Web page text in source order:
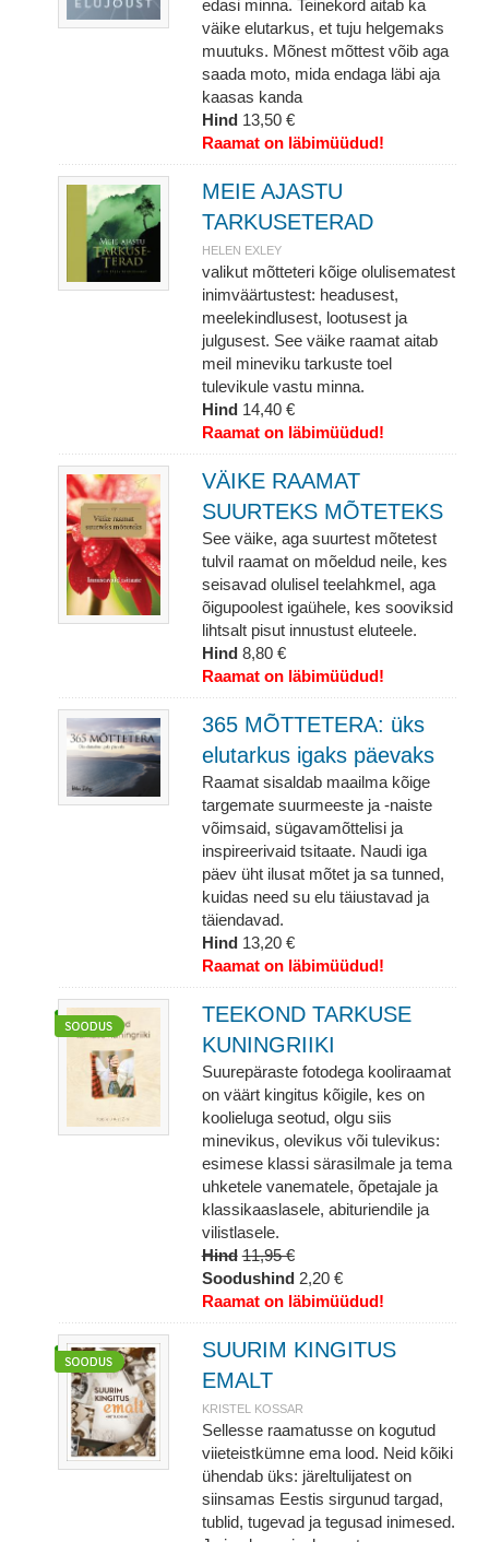
edasi minna. Teinekord aitab ka
väike elutarkus, et tuju helgemaks
muutuks. Mõnest mõttest võib aga
saada moto, mida endaga läbi aja
kaasas kanda
Hind 13,50 €
Raamat on läbimüüdud!
MEIE AJASTU
TARKUSETERAD
HELEN EXLEY
valikut mõtteteri kõige olulisematest
inimväärtustest: headusest,
meelekindlusest, lootusest ja
julgusest. See väike raamat aitab
meil mineviku tarkuste toel
tulevikule vastu minna.
Hind 14,40 €
Raamat on läbimüüdud!
VÄIKE RAAMAT
SUURTEKS MÕTETEKS
See väike, aga suurtest mõtetest
tulvil raamat on mõeldud neile, kes
seisavad olulisel teelahkmel, aga
õigupoolest igaühele, kes sooviksid
lihtsalt pisut innustust eluteele.
Hind 8,80 €
Raamat on läbimüüdud!
365 MÕTTETERA: üks
elutarkus igaks päevaks
Raamat sisaldab maailma kõige
targemate suurmeeste ja -naiste
võimsaid, sügavamõttelisi ja
inspireerivaid tsitaate. Naudi iga
päev üht ilusat mõtet ja sa tunned,
kuidas need su elu täiustavad ja
täiendavad.
Hind 13,20 €
Raamat on läbimüüdud!
TEEKOND TARKUSE
KUNINGRIIKI
Suurepäraste fotodega kooliraamat
on väärt kingitus kõigile, kes on
koolieluga seotud, olgu siis
minevikus, olevikus või tulevikus:
esimese klassi särasilmale ja tema
uhketele vanematele, õpetajale ja
klassikaaslasele, abituriendile ja
vilistlasele.
Hind 11,95 €
Soodushind 2,20 €
Raamat on läbimüüdud!
SUURIM KINGITUS
EMALT
KRISTEL KOSSAR
Sellesse raamatusse on kogutud
viieteistkümne ema lood. Neid kõiki
ühendab üks: järeltulijatest on
siinsamas Eestis sirgunud targad,
tublid, tugevad ja tegusad inimesed.